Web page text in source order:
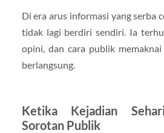
Di era arus informasi yang serba
tidak lagi berdiri sendiri. Ia
opini, dan cara publik
berlangsung.
Ketika Kejadian
Sorotan Publik